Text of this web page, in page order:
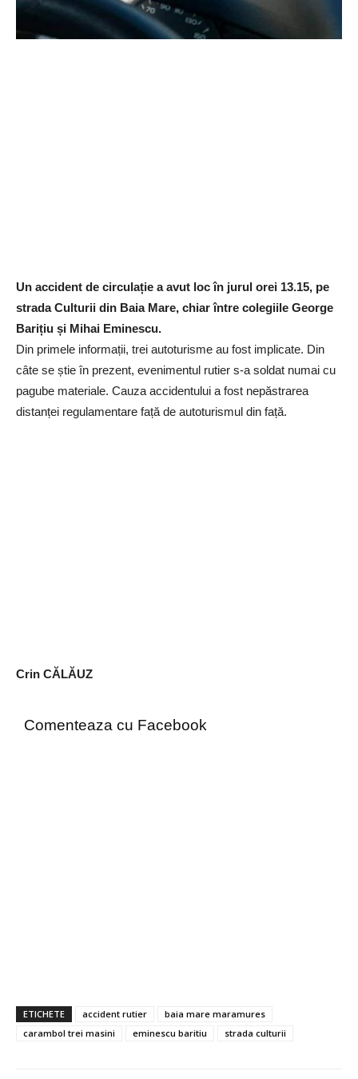
Un accident de circulație a avut loc în jurul orei 13.15, pe
strada Culturii din Baia Mare, chiar între colegiile George
Barițiu și Mihai Eminescu.
Din primele informații, trei autoturisme au fost implicate. Din
câte se știe în prezent, evenimentul rutier s-a soldat numai cu
pagube materiale. Cauza accidentului a fost nepăstrarea
distanței regulamentare față de autoturismul din față.
Crin CĂLĂUZ
Comenteaza cu Facebook
ETICHETE accident rutier
baia mare maramures
carambol trei masini
eminescu baritiu strada culturii